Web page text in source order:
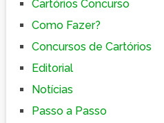
Cartórios Concurso
Como Fazer?
Concursos de Cartórios
Editorial
Notícias
Passo a Passo